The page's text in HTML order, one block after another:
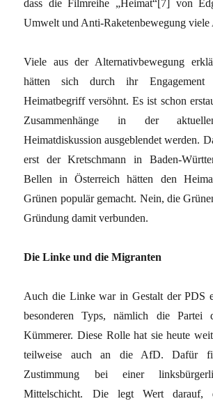
dass die Filmreihe „Heimat“[7] von
Umwelt und Anti-Raketenbewegung viele
Viele aus der Alternativbewegung
hätten sich durch ihr
Heimatbegriff versöhnt. Es ist schon
Zusammenhänge in der
Heimatdiskussion ausgeblendet werden.
erst der Kretschmann in Baden-
Bellen in Österreich hätten den
Grünen populär gemacht. Nein, die
Gründung damit verbunden.
Die Linke und die Migranten
Auch die Linke war in Gestalt der PDS
besonderen Typs, nämlich die Partei
Kümmerer. Diese Rolle hat sie heute
teilweise auch an die AfD. Dafür
Zustimmung bei einer
Mittelschicht. Die legt Wert darauf,